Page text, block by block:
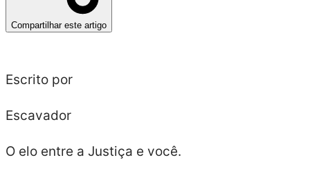
Compartilhar este artigo
Escrito por
Escavador
O elo entre a Justiça e você.